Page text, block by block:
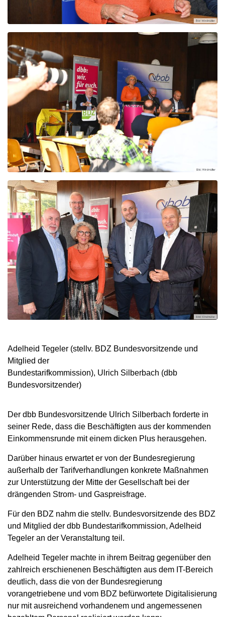
Adelheid Tegeler (stellv. BDZ Bundesvorsitzende und
Mitglied der
Bundestarifkommission), Ulrich Silberbach (dbb
Bundesvorsitzender)
Der dbb Bundesvorsitzende Ulrich Silberbach forderte in
seiner Rede, dass die Beschäftigten aus der kommenden
Einkommensrunde mit einem dicken Plus herausgehen.
Darüber hinaus erwartet er von der Bundesregierung
außerhalb der Tarifverhandlungen konkrete Maßnahmen
zur Unterstützung der Mitte der Gesellschaft bei der
drängenden Strom- und Gaspreisfrage.
Für den BDZ nahm die stellv. Bundesvorsitzende des BDZ
und Mitglied der dbb Bundestarifkommission, Adelheid
Tegeler an der Veranstaltung teil.
Adelheid Tegeler machte in ihrem Beitrag gegenüber den
zahlreich erschienenen Beschäftigten aus dem IT-Bereich
deutlich, dass die von der Bundesregierung
vorangetriebene und vom BDZ befürwortete Digitalisierung
nur mit ausreichend vorhandenem und angemessenen